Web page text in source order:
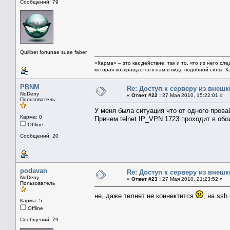
Сообщений: 79
Quilibet fortunae suae faber
«Карма» – это как действие, так и то, что из него
которая возвращается к нам в виде подобной силы.
PBNM
NoDeny
Пользователь
Карма: 0
Offline
Сообщений: 20
Re: Доступ к серверу из
« Ответ #22 : 27 Мая 2010, 15:22:01 »
У меня была ситуация что от одного
Причем telnet IP_VPN 1723 проходит в
podavan
NoDeny
Пользователь
Карма: 5
Offline
Сообщений: 79
Re: Доступ к серверу из
« Ответ #23 : 27 Мая 2010, 21:23:52 »
не, даже телнет не коннектится , на